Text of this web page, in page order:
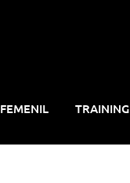
FEMENIL TRAINING